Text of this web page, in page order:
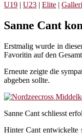
U19 | U23 | Elite |
Sanne Cant
Erstmalig wurde in
Favoritin auf den
Erneute zeigte die
abgeben sollte.
Sanne Cant schliesst
Hinter Cant entwickelte